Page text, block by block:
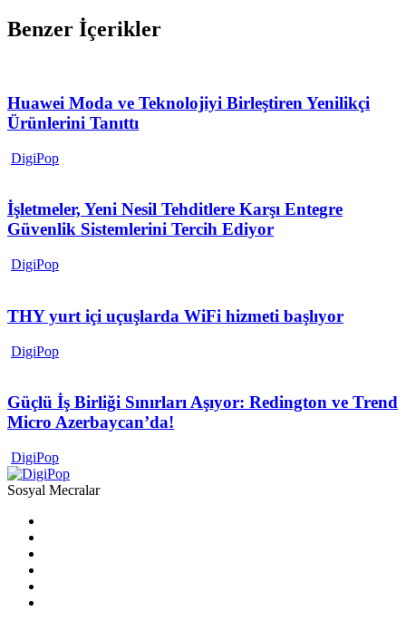
Benzer İçerikler
Huawei Moda ve Teknolojiyi Birleştiren Yenilikçi
Ürünlerini Tanıttı
DigiPop
İşletmeler, Yeni Nesil Tehditlere Karşı Entegre
Güvenlik Sistemlerini Tercih Ediyor
DigiPop
THY yurt içi uçuşlarda WiFi hizmeti başlıyor
DigiPop
Güçlü İş Birliği Sınırları Aşıyor: Redington ve Trend
Micro Azerbaycan’da!
DigiPop
Sosyal Mecralar